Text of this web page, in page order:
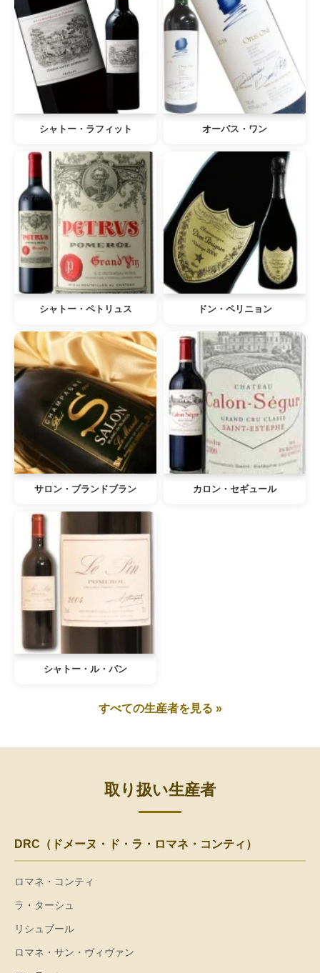
シャトー・ラフィット オーパス・ワン
シャトー・ペトリュス ドン・ペリニョン
サロン・ブランドブラン カロン・セギュール
シャトー・ル・パン
すべての生産者を見る »
取り扱い生産者
DRC（ドメーヌ・ド・ラ・ロマネ・コンティ）
ロマネ・コンティ
ラ・ターシュ
リシュブール
ロマネ・サン・ヴィヴァン